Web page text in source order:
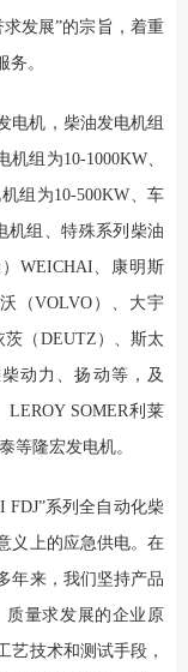
发展”的宗旨，着重
。
电机，柴油发电机组
组为10-1000KW、
组为10-500KW、车
机组、特殊系列柴油
WEICHAI、康明斯
（VOLVO）、大宇
茨（DEUTZ）、斯太
动力、扬动等，及
SOMER利莱
等隆宏发电机。
FDJ”系列全自动化柴
义上的应急供电。在
年来，我们坚持产品
质量求发展的企业原
艺技术和测试手段，